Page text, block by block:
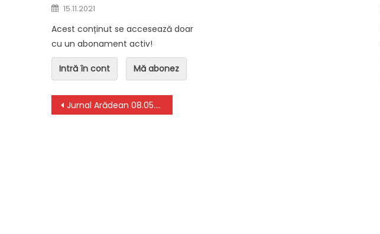
Posted on
15.11.2021
Acest conținut se accesează doar
cu un abonament activ!
Intră în cont Mă abonez
Navigare în articole
Jurnal Arădean 08.05.2025